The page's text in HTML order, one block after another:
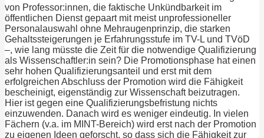
von Professor:innen, die faktische Unkündbarkeit im
öffentlichen Dienst gepaart mit meist unprofessioneller
Personalauswahl ohne Mehraugenprinzip, die starken
Gehaltssteigerungen je Erfahrungsstufe im TV-L und TVöD
–, wie lang müsste die Zeit für die notwendige Qualifizierung
als Wissenschaftler:in sein? Die Promotionsphase hat einen
sehr hohen Qualifizierungsanteil und erst mit dem
erfolgreichen Abschluss der Promotion wird die Fähigkeit
bescheinigt, eigenständig zur Wissenschaft beizutragen.
Hier ist gegen eine Qualifizierungsbefristung nichts
einzuwenden. Danach wird es weniger eindeutig. In vielen
Fächern (v.a. im MINT-Bereich) wird erst nach der Promotion
zu eigenen Ideen geforscht, so dass sich die Fähigkeit zur